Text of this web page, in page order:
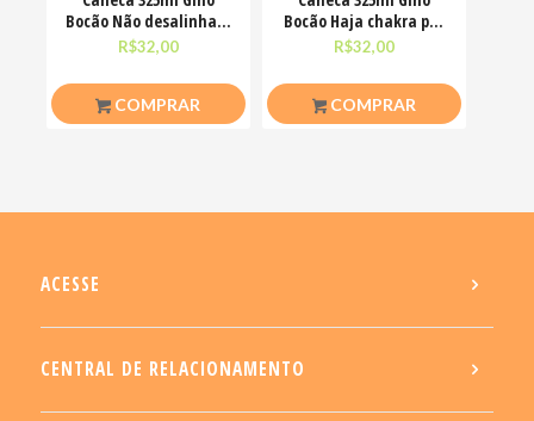
Bocão Não desalinha a
porra do meu chakra
R$32,00
COMPRAR
Bocão Haja chakra pra
alinha nessa vida
R$32,00
COMPRAR
ACESSE
CENTRAL DE RELACIONAMENTO